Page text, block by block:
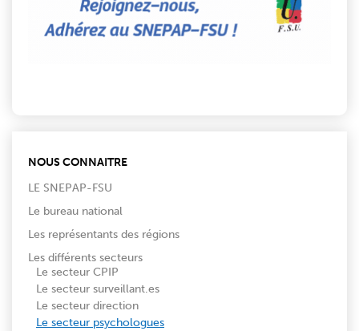
NOUS CONNAITRE
LE SNEPAP-FSU
Le bureau national
Les représentants des régions
Les différents secteurs
Le secteur CPIP
Le secteur surveillant.es
Le secteur direction
Le secteur psychologues